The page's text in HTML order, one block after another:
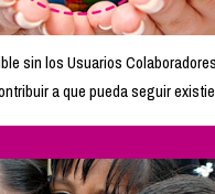
sin los Usuarios
a que pueda seguir